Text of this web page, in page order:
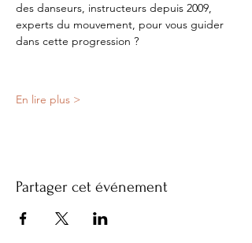
des danseurs, instructeurs depuis 2009,
experts du mouvement, pour vous guider
dans cette progression ?
En lire plus >
Partager cet événement